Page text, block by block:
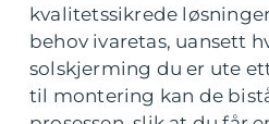
kvalitetssikrede
behov ivaretas, uansett
solskjerming du er ute
til montering kan de